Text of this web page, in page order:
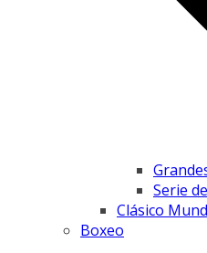
Serie
Clásico
Boxeo